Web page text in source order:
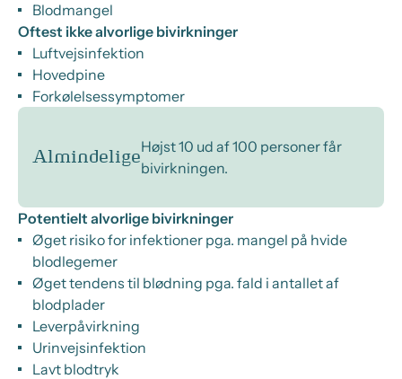
Blodmangel
Oftest ikke alvorlige bivirkninger
Luftvejsinfektion
Hovedpine
Forkølelsessymptomer
Almindelige
Højst 10 ud af 100 personer får
bivirkningen.
Potentielt alvorlige bivirkninger
Øget risiko for infektioner pga. mangel på hvide
blodlegemer
Øget tendens til blødning pga. fald i antallet af
blodplader
Leverpåvirkning
Urinvejsinfektion
Lavt blodtryk